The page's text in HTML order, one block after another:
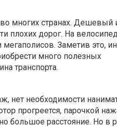
многих странах. Дешевый
плохих дорог. На
Заметив это,
много полезных
транспорта.
нет необходимости
прогреется, парочкой
большое расстояние. Но в